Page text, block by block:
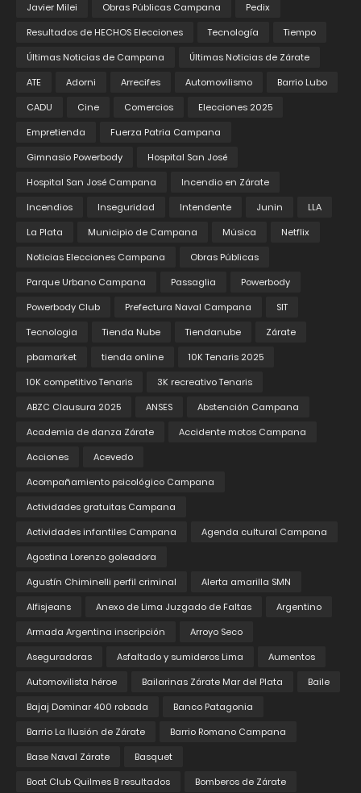
Javier Milei
Obras Públicas Campana
Pedix
Resultados de HECHOS Elecciones
Tecnología
Tiempo
Últimas Noticias de Campana
Últimas Noticias de Zárate
ATE
Adorni Arrecifes Automovilismo
Barrio Lubo
CADU
Cine Comercios
Elecciones 2025
Empretienda
Fuerza Patria Campana
Gimnasio Powerbody
Hospital San José
Hospital San José Campana
Incendio en Zárate
Incendios
Inseguridad Intendente Junin
LLA
La Plata
Municipio de Campana Música
Netflix
Noticias Elecciones Campana
Obras Públicas
Parque Urbano Campana
Passaglia
Powerbody
Powerbody Club
Prefectura Naval Campana
SIT
Tecnologia
Tienda Nube Tiendanube
Zárate
pbamarket
tienda online
10K Tenaris 2025
10K competitivo Tenaris
3K recreativo Tenaris
ABZC Clausura 2025
ANSES
Abstención Campana
Academia de danza Zárate
Accidente motos Campana
Acciones
Acevedo
Acompañamiento psicológico Campana
Actividades gratuitas Campana
Actividades infantiles Campana
Agenda cultural Campana
Agostina Lorenzo goleadora
Agustín Chiminelli perfil criminal
Alerta amarilla SMN
Alfisjeans
Anexo de Lima Juzgado de Faltas
Argentino
Armada Argentina inscripción
Arroyo Seco
Aseguradoras
Asfaltado y sumideros Lima
Aumentos
Automovilista héroe
Bailarinas Zárate Mar del Plata
Baile
Bajaj Dominar 400 robada
Banco Patagonia
Barrio La Ilusión de Zárate
Barrio Romano Campana
Base Naval Zárate
Basquet
Boat Club Quilmes B resultados
Bomberos de Zárate